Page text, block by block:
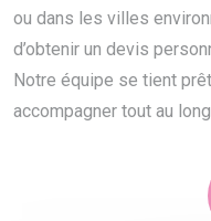
ou dans les villes
d’obtenir un devis
Notre équipe se tient
accompagner tout au